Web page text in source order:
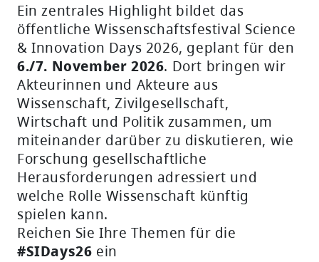
Ein zentrales Highlight bildet das
öffentliche Wissenschaftsfestival Science
& Innovation Days 2026, geplant für den
6./7. November 2026. Dort bringen wir
Akteurinnen und Akteure aus
Wissenschaft, Zivilgesellschaft,
Wirtschaft und Politik zusammen, um
miteinander darüber zu diskutieren, wie
Forschung gesellschaftliche
Herausforderungen adressiert und
welche Rolle Wissenschaft künftig
spielen kann.
Reichen Sie Ihre Themen für die
#SIDays26 ein